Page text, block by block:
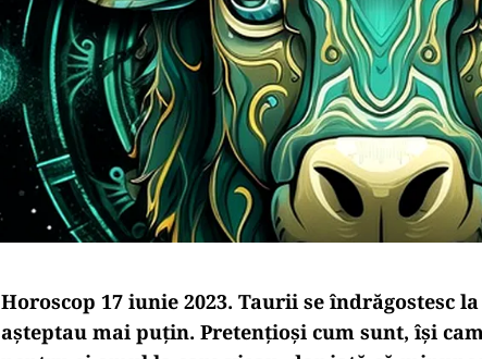
Horoscop 17 iunie 2023. Taurii se îndrăgostesc
așteptau mai puțin. Pretențioși cum sunt, își